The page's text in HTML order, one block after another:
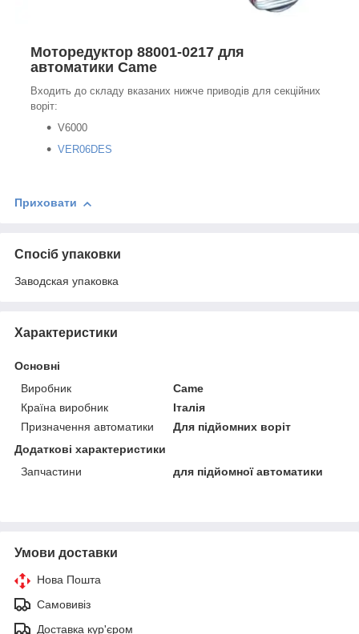
Моторедуктор 88001-0217 для
автоматики Came
Входить до складу вказаних нижче приводів для секційних
воріт:
V6000
VER06DES
Приховати
Спосіб упаковки
Заводская упаковка
Характеристики
Основні
Виробник
Came
Країна виробник
Італія
Призначення автоматики
Для підйомних воріт
Додаткові характеристики
Запчастини
для підйомної автоматики
Умови доставки
Нова Пошта
Самовивіз
Доставка кур'єром